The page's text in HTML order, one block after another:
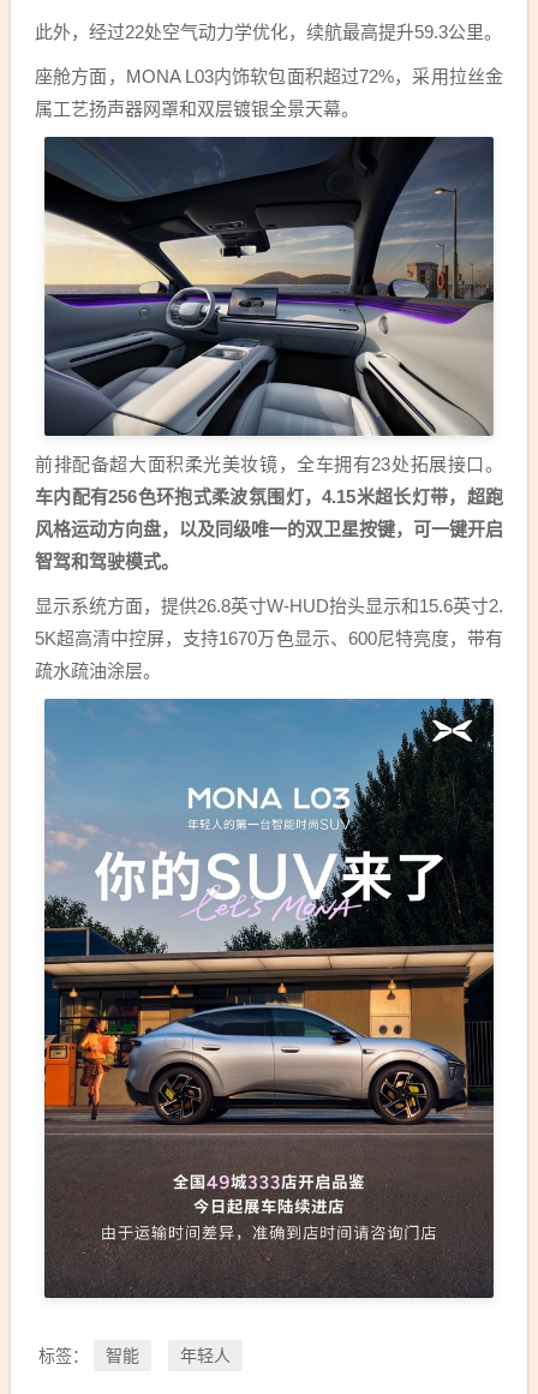
此外，经过22处空气动力学优化，续航最高提升59.3公里。
座舱方面，MONA L03内饰软包面积超过72%，采用拉丝金
属工艺扬声器网罩和双层镀银全景天幕。
前排配备超大面积柔光美妆镜，全车拥有23处拓展接口。
车内配有256色环抱式柔波氛围灯，4.15米超长灯带，超跑
风格运动方向盘，以及同级唯一的双卫星按键，可一键开启
智驾和驾驶模式。
显示系统方面，提供26.8英寸W-HUD抬头显示和15.6英寸2.
5K超高清中控屏，支持1670万色显示、600尼特亮度，带有
疏水疏油涂层。
标签： 智能 年轻人